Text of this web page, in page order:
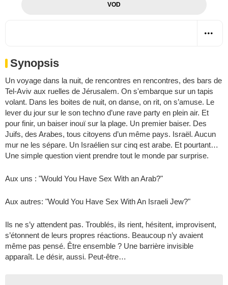
VOD
Synopsis
Un voyage dans la nuit, de rencontres en rencontres, des bars de
Tel-Aviv aux ruelles de Jérusalem. On s'embarque sur un tapis
volant. Dans les boites de nuit, on danse, on rit, on s’amuse. Le
lever du jour sur le son techno d’une rave party en plein air. Et
pour finir, un baiser inouï sur la plage. Un premier baiser. Des
Juifs, des Arabes, tous citoyens d’un même pays. Israël. Aucun
mur ne les sépare. Un Israélien sur cinq est arabe. Et pourtant…
Une simple question vient prendre tout le monde par surprise.
Aux uns : "Would You Have Sex With an Arab?"
Aux autres: "Would You Have Sex With An Israeli Jew?"
Ils ne s’y attendent pas. Troublés, ils rient, hésitent, improvisent,
s’étonnent de leurs propres réactions. Beaucoup n’y avaient
même pas pensé. Être ensemble ? Une barrière invisible
apparaît. Le désir, aussi. Peut-être…